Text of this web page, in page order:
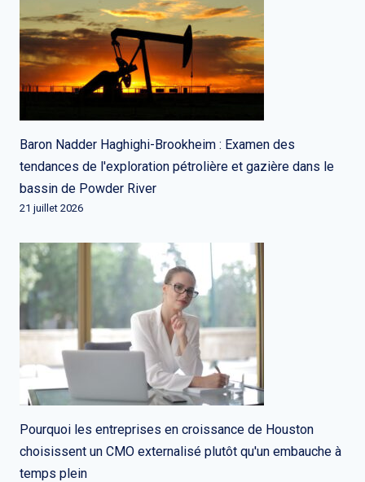
Baron Nadder Haghighi-Brookheim : Examen des
tendances de l'exploration pétrolière et gazière dans le
bassin de Powder River
21 juillet 2026
Pourquoi les entreprises en croissance de Houston
choisissent un CMO externalisé plutôt qu'un embauche à
temps plein